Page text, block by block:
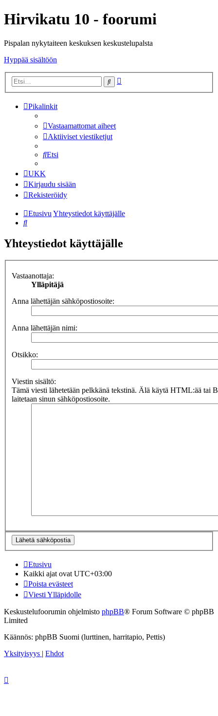
Hirvikatu 10 - foorumi
Pispalan nykytaiteen keskuksen keskustelupalsta
Hyppää sisältöön
Etsi
Pikalinkit
Vastaamattomat aiheet
Aktiiviset viestiketjut
Etsi
UKK
Kirjaudu sisään
Rekisteröidy
EtusivuYhteystiedot käyttäjälle
Etsi
Yhteystiedot käyttäjälle
Vastaanottaja:
Ylläpitäjä
Anna lähettäjän sähköpostiosoite:
Anna lähettäjän nimi:
Otsikko:
Viestin sisältö:
Tämä viesti lähetetään pelkkänä tekstinä. Älä käytä HTML:ää tai
laitetaan sinun sähköpostiosoite.
Etusivu
Kaikki ajat ovatUTC+03:00
Poista evästeet
Viesti Ylläpidolle
Keskustelufoorumin ohjelmisto phpBB® Forum Software © phpBB
Limited
Käännös: phpBB Suomi (lurttinen, harritapio, Pettis)
Yksityisyys
Ehdot